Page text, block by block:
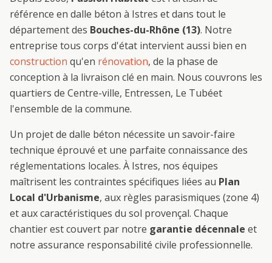
référence en dalle béton à Istres et dans tout le
département des Bouches-du-Rhône (13). Notre
entreprise tous corps d'état intervient aussi bien en
construction qu'en rénovation, de la phase de
conception à la livraison clé en main. Nous couvrons les
quartiers de Centre-ville, Entressen, Le Tubéet
l'ensemble de la commune.
Un projet de dalle béton nécessite un savoir-faire
technique éprouvé et une parfaite connaissance des
réglementations locales. À Istres, nos équipes
maîtrisent les contraintes spécifiques liées au Plan
Local d'Urbanisme, aux règles parasismiques (zone 4)
et aux caractéristiques du sol provençal. Chaque
chantier est couvert par notre garantie décennale et
notre assurance responsabilité civile professionnelle.